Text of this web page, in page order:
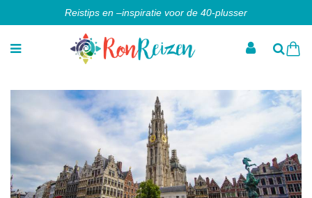
Reistips en –inspiratie voor de 40-plusser